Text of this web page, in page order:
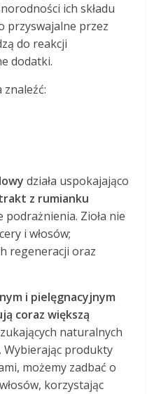
ich składu
przyswajalne przez
do reakcji
dodatki.
działa uspokajająco
z rumianku
podrażnienia. Zioła nie
i włosów;
regeneracji oraz
i pielęgnacyjnym
coraz większą
naturalnych
Wybierając produkty
możemy zadbać o
korzystając